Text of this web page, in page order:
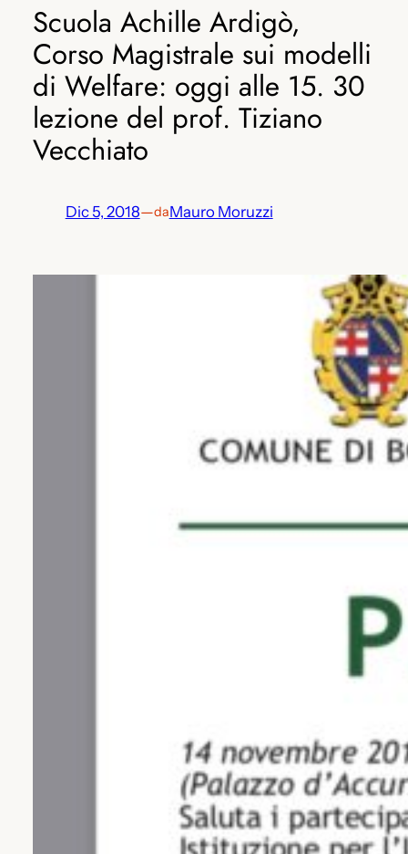
Scuola Achille Ardigò,
Corso Magistrale sui modelli
di Welfare: oggi alle 15. 30
lezione del prof. Tiziano
Vecchiato
Dic 5, 2018—daMauro Moruzzi